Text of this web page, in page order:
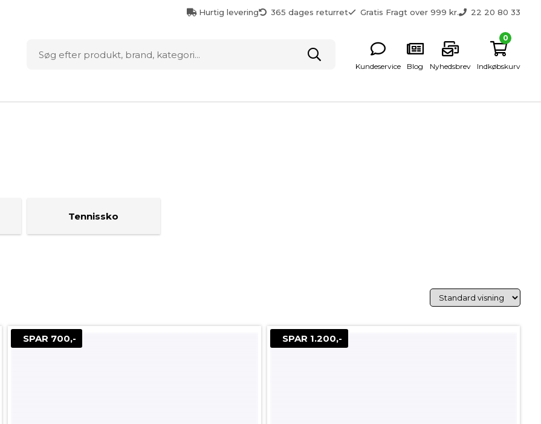
Hurtig levering 365 dages returret Gratis Fragt over 999 kr. 22 20 80 33
Kundeservice Blog Nyhedsbrev Indkøbskurv
0
Tennissko
SPAR 700,- SPAR 1.200,-